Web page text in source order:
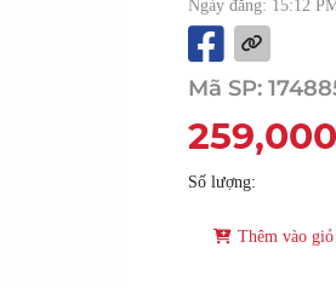
Ngày đăng: 15:12
Mã SP:
259,000
Số lượng:
Thêm vào giỏ